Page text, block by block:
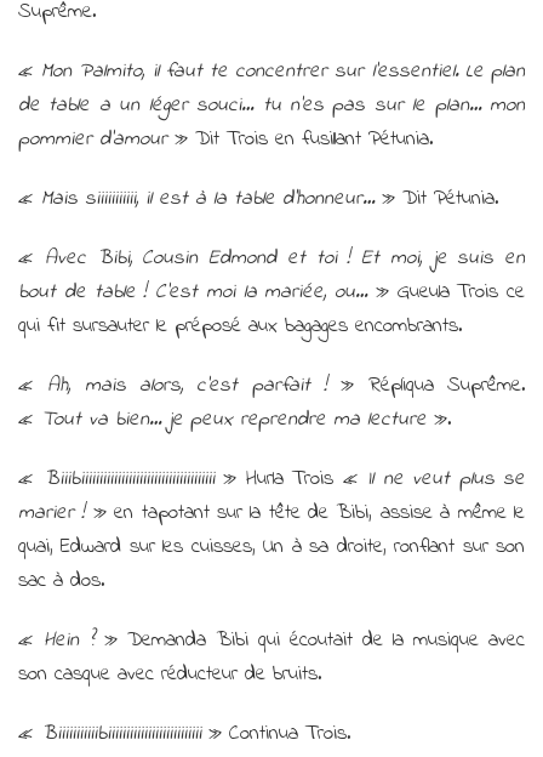
Suprême.
« Mon Palmito, il faut te concentrer sur l’essentiel. Le plan
de table a un léger souci… tu n’es pas sur le plan… mon
pommier d’amour» Dit Trois en fusillant Pétunia.
« Mais siiiiiiiiiii, il est à la table d’honneur…» Dit Pétunia.
« Avec Bibi, Cousin Edmond et toi ! Et moi, je suis en
bout de table ! C’est moi la mariée, ou…» Gueula Trois ce
qui fit sursauter le préposé aux bagages encombrants.
« Ah, mais alors, c’est parfait !» Répliqua Suprême.
« Tout va bien… je peux reprendre ma lecture ».
« Biiibiiiiiiiiiiiiiiiiiiiiiiiiiiiiiiiiiiiii» Hurla Trois « Il ne veut plus se
marier !» en tapotant sur la tête de Bibi, assise à même le
quai, Edward sur les cuisses, Un à sa droite, ronflant sur son
sac à dos.
« Hein ?» Demanda Bibi qui écoutait de la musique avec
son casque avec réducteur de bruits.
« Biiiiiiiiiiibiiiiiiiiiiiiiiiiiiiiiiiiii» Continua Trois.